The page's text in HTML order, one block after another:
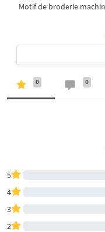
Motif de broderie
0 0
5
4
3
2